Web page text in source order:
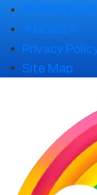
Skip
to
content
🌹커피타임나
🌹NOWs🌹
Privacy
Site Map